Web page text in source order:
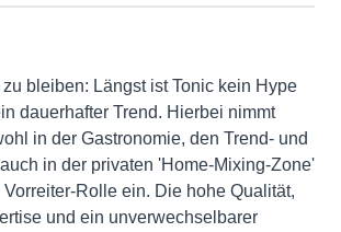
bleiben: Längst ist Tonic kein Hype
dauerhafter Trend. Hierbei nimmt
in der Gastronomie, den Trend- und
in der privaten 'Home-Mixing-Zone'
Rolle ein. Die hohe Qualität,
und ein unverwechselbarer